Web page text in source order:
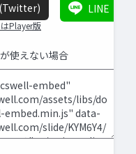
(Twitter)
Player版
LINE
使えない場合